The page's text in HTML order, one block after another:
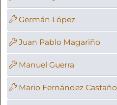
Germán López
Juan Pablo Magariño
Manuel Guerra
Mario Fernández Castaño